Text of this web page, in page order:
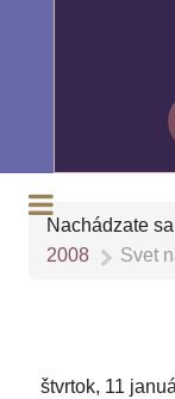
Nachádzate
2008
Svet
štvrtok, 11